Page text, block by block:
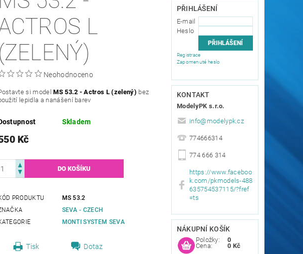
L
(ZELENÝ)
Neohodnoceno
si modelMS 53.2 - Actros L (zelený) bez
lepidla a nanášení barev
Skladem
Kč
PRODUKTU
MS 53.2
SEVA - CZECH
MONTI SYSTEM SEVA
Tisk Dotaz
PŘIHLÁŠENÍ
E-mail
Heslo
Registrace
Zapomenuté heslo
KONTAKT
ModelyPK s.r.o.
info@modelypk.cz
774666314
774 666 314
https://www.faceboo
k.com/pkmodels-488
635754537115/?fref
=ts
NÁKUPNÍ KOŠÍK
Položky:
Cena:
0
0 Kč